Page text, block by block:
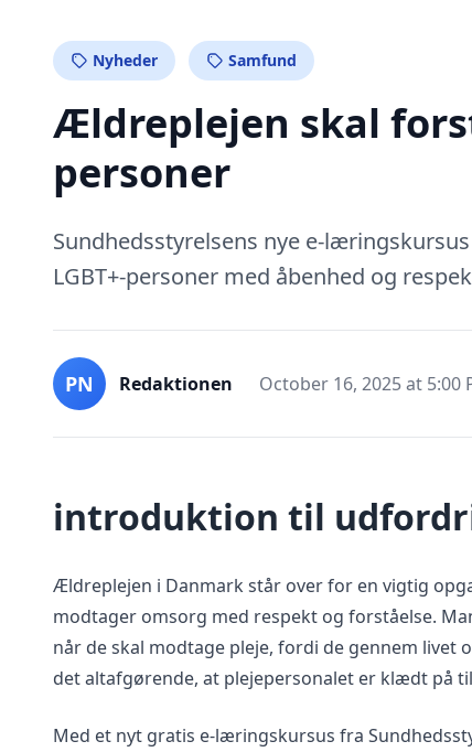
Nyheder Samfund
Ældreplejen skal
personer
Sundhedsstyrelsens nye e-
LGBT+-personer med åbenhed og
PN Redaktionen October 16, 2025 at 5:00
introduktion til
Ældreplejen i Danmark står over for en vigtig
modtager omsorg med respekt og forståelse.
når de skal modtage pleje, fordi de gennem
det altafgørende, at plejepersonalet er klædt på
Med et nyt gratis e-læringskursus fra